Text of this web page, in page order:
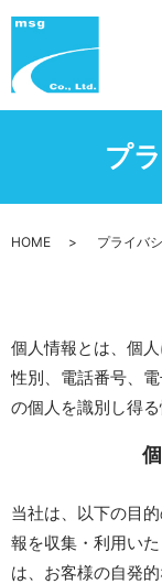
プ
HOME プライバ
個人情報とは、個
性別、電話番号、
の個人を識別し得る
当社は、以下の目
報を収集・利用い
は、お客様の自発